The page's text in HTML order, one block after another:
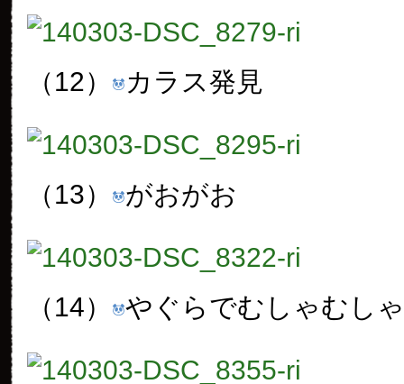
（12） カラス発見
（13） がおがお
（14） やぐらでむしゃむしゃ